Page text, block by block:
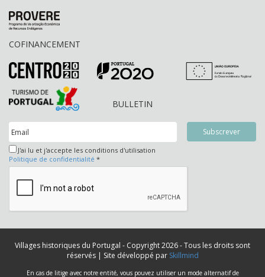
COFINANCEMENT
BULLETIN
J'ai lu et j'accepte les conditions d'utilisation
Politique de confidentialité *
Villages historiques du Portugal - Copyright 2026 - Tous les droits sont
réservés | Site développé par Skillmind
En cas de litige avec notre entité, vous pouvez utiliser un mode alternatif de